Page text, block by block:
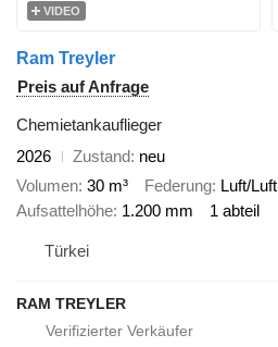
VIDEO
Ram Treyler
Preis auf Anfrage
Chemietankauflieger
2026
Zustand neu
Volumen 30 m³ Federung Luft/Luft
Aufsattelhöhe 1.200 mm 1 abteil
Türkei
RAM TREYLER